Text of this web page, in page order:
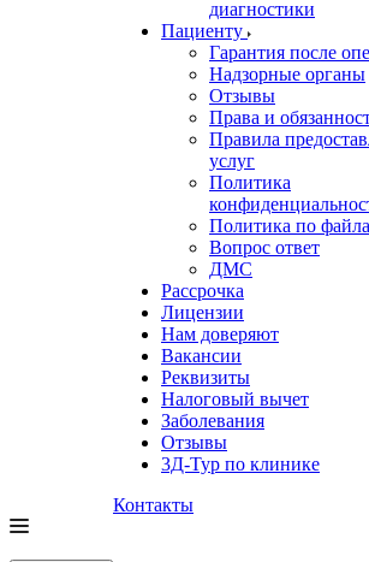
диагностики
Пациенту
Гарантия после
Надзорные органы
Отзывы
Права и
Правила
услуг
Политика
Политика по
Вопрос ответ
ДМС
Рассрочка
Лицензии
Нам доверяют
Вакансии
Реквизиты
Налоговый вычет
Заболевания
Отзывы
3Д-Тур по клинике
Контакты